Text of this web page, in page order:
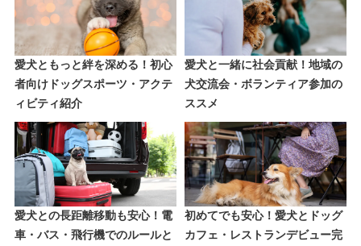
愛犬ともっと絆を深める！初心
者向けドッグスポーツ・アクテ
ィビティ紹介
愛犬と一緒に社会貢献！地域の
犬交流会・ボランティア参加の
ススメ
愛犬との長距離移動も安心！電
車・バス・飛行機でのルールと
初めてでも安心！愛犬とドッグ
カフェ・レストランデビュー完